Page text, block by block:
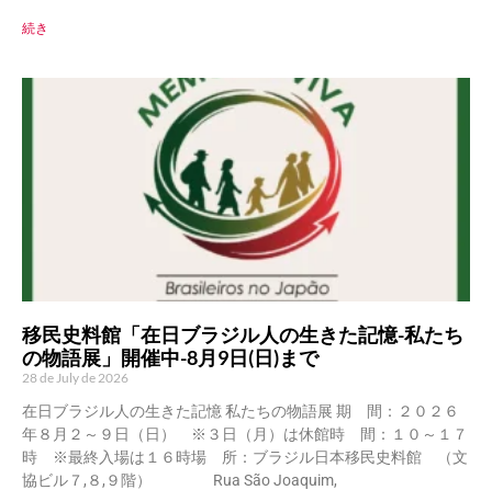
続き
移民史料館「在日ブラジル人の生きた記憶-私たち
の物語展」開催中-8月9日(日)まで
28 de July de 2026
在日ブラジル人の生きた記憶 私たちの物語展 期 間：２０２６
年８月２～９日（日） ※３日（月）は休館時 間：１０～１７
時 ※最終入場は１６時場 所：ブラジル日本移民史料館 （文
協ビル７,８,９階） Rua São Joaquim,